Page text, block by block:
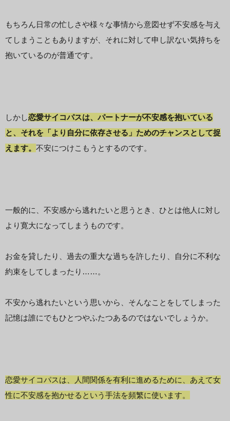
もちろん日常の忙しさや様々な事情から意図せず不安感を与え
てしまうこともありますが、それに対して申し訳ない気持ちを
抱いているのが普通です。
しかし恋愛サイコパスは、パートナーが不安感を抱いている
と、それを「より自分に依存させる」ためのチャンスとして捉
えます。 不安につけこもうとするのです。
一般的に、不安感から逃れたいと思うとき、ひとは他人に対し
より寛大になってしまうものです。
お金を貸したり、過去の重大な過ちを許したり、自分に不利な
約束をしてしまったり……。
不安から逃れたいという思いから、そんなことをしてしまった
記憶は誰にでもひとつやふたつあるのではないでしょうか。
恋愛サイコパスは、人間関係を有利に進めるために、あえて女
性に不安感を抱かせるという手法を頻繁に使います。